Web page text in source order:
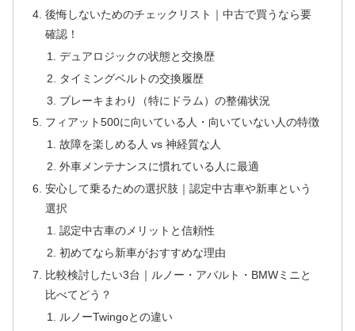
後悔しないためのチェックリスト｜中古で買うなら要
確認！
デュアロジックの状態と交換歴
タイミングベルトの交換履歴
ブレーキまわり（特にドラム）の整備状況
フィアット500に向いている人・向いていない人の特徴
故障を楽しめる人 vs 神経質な人
外車メンテナンスに慣れている人に最適
安心して乗るための選択肢｜認定中古車や新車という
選択
認定中古車のメリットと信頼性
初めてなら新車がおすすめな理由
比較検討したい3台｜ルノー・アバルト・BMWミニと
比べてどう？
ルノーTwingoとの違い